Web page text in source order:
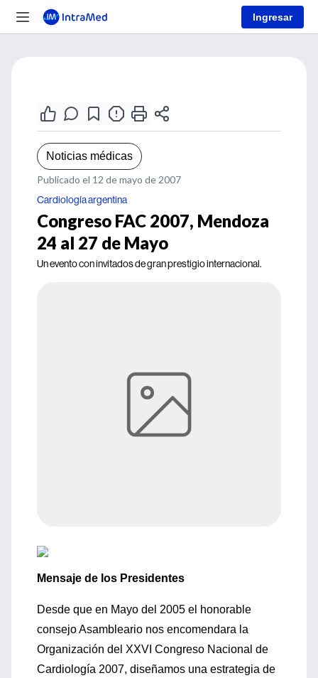
Ingresar
Noticias médicas
Publicado el 12 de mayo de 2007
Cardiología argentina
Congreso FAC 2007, Mendoza
24 al 27 de Mayo
Un evento con invitados de gran prestigio internacional.
Mensaje de los Presidentes
Desde que en Mayo del 2005 el honorable
consejo Asambleario nos encomendara la
Organización del XXVI Congreso Nacional de
Cardiología 2007, diseñamos una estrategia de